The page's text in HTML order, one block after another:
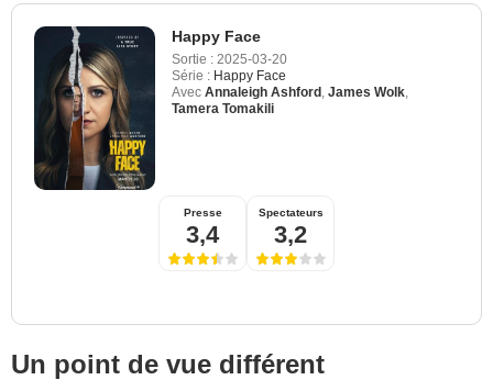
Happy Face
Sortie : 2025-03-20
Série : Happy Face
Avec Annaleigh Ashford James Wolk
Tamera Tomakili
Presse
3,4
Spectateurs
3,2
Un point de vue différent